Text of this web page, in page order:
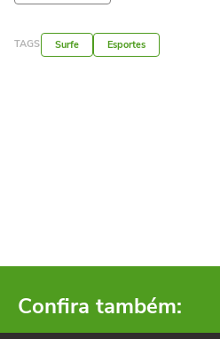
TAGS Surfe Esportes
Confira também: